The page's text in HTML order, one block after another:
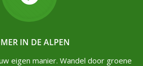
IN DE ALPEN
eigen manier. Wandel door groene